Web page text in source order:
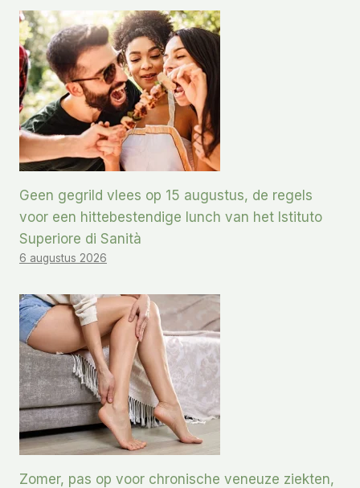
Geen gegrild vlees op 15 augustus, de regels
voor een hittebestendige lunch van het Istituto
Superiore di Sanità
6 augustus 2026
Zomer, pas op voor chronische veneuze ziekten,